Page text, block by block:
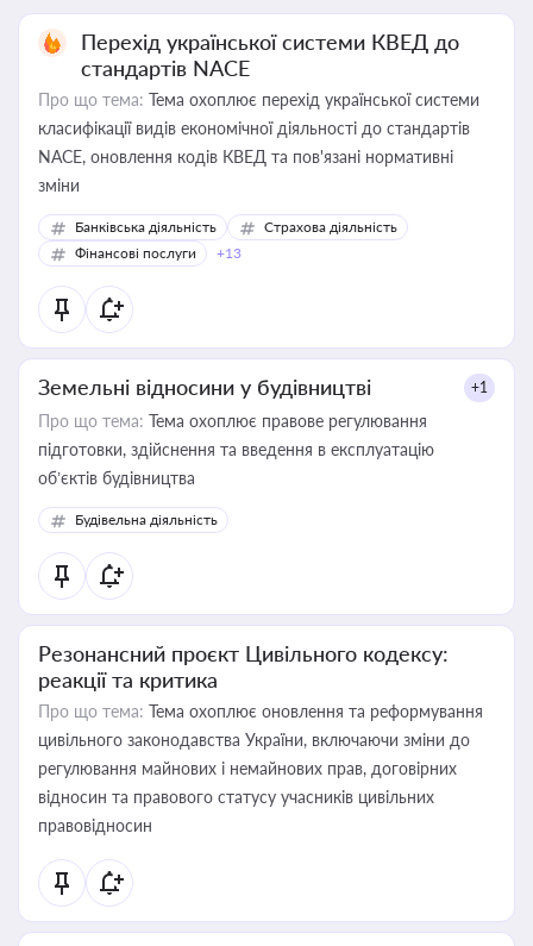
Перехід української системи КВЕД до
стандартів NACE
Про що тема: Тема охоплює перехід української системи
класифікації видів економічної діяльності до стандартів
NACE, оновлення кодів КВЕД та пов'язані нормативні
зміни
Банківська діяльність
Страхова діяльність
Фінансові послуги
+13
Земельні відносини у будівництві +1
Про що тема: Тема охоплює правове регулювання
підготовки, здійснення та введення в експлуатацію
об’єктів будівництва
Будівельна діяльність
Резонансний проєкт Цивільного кодексу:
реакції та критика
Про що тема: Тема охоплює оновлення та реформування
цивільного законодавства України, включаючи зміни до
регулювання майнових і немайнових прав, договірних
відносин та правового статусу учасників цивільних
правовідносин